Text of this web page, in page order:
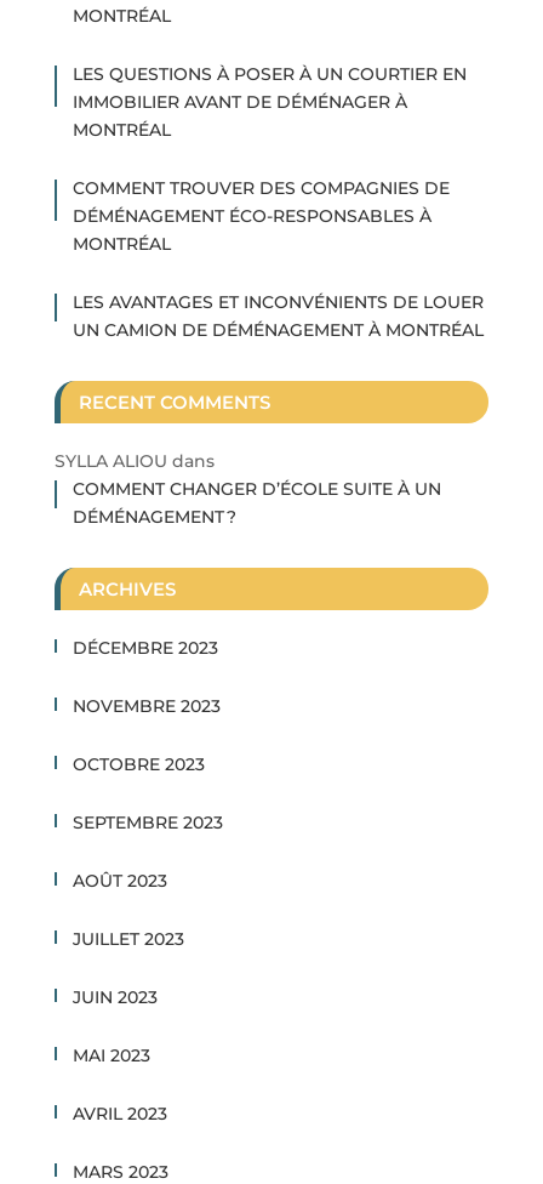
MONTRÉAL
LES QUESTIONS À POSER À UN COURTIER EN
IMMOBILIER AVANT DE DÉMÉNAGER À
MONTRÉAL
COMMENT TROUVER DES COMPAGNIES DE
DÉMÉNAGEMENT ÉCO-RESPONSABLES À
MONTRÉAL
LES AVANTAGES ET INCONVÉNIENTS DE LOUER
UN CAMION DE DÉMÉNAGEMENT À MONTRÉAL
RECENT COMMENTS
SYLLA ALIOU dans
COMMENT CHANGER D’ÉCOLE SUITE À UN
DÉMÉNAGEMENT ?
ARCHIVES
DÉCEMBRE 2023
NOVEMBRE 2023
OCTOBRE 2023
SEPTEMBRE 2023
AOÛT 2023
JUILLET 2023
JUIN 2023
MAI 2023
AVRIL 2023
MARS 2023